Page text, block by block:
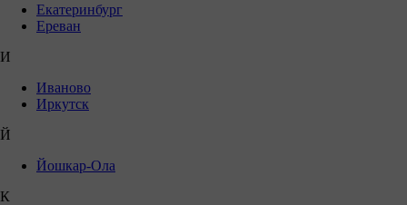
Екатеринбург
Ереван
И
Иваново
Иркутск
Й
Йошкар-Ола
К